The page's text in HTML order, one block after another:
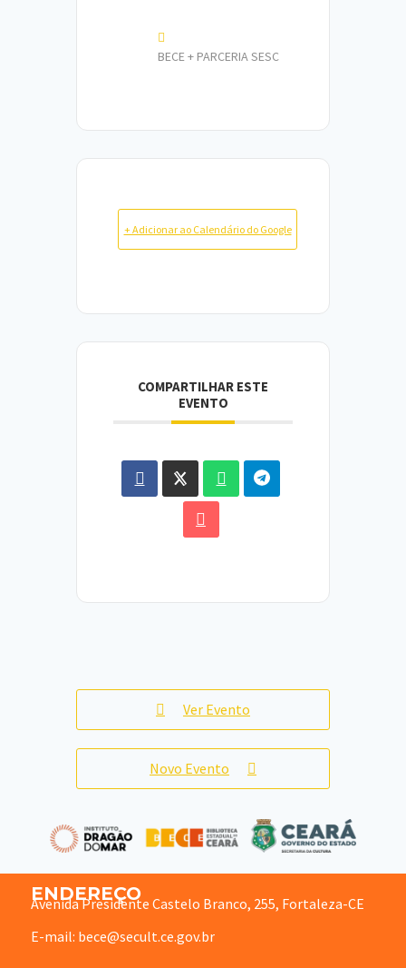
BECE + PARCERIA SESC
+ Adicionar ao Calendário do Google
COMPARTILHAR ESTE
EVENTO
Ver Evento
Novo Evento
ENDEREÇO
Avenida Presidente Castelo Branco, 255, Fortaleza-CE
E-mail: bece@secult.ce.gov.br